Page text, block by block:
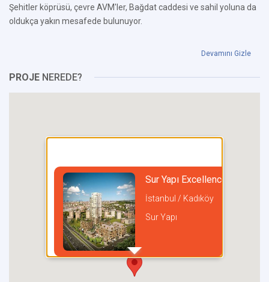
Şehitler köprüsü, çevre AVM'ler, Bağdat caddesi ve sahil yoluna da
oldukça yakın mesafede bulunuyor.
Devamını Gizle
PROJE NEREDE?
Sur Yapı Excellence Koşuyolu
İstanbul / Kadıköy
Sur Yapı